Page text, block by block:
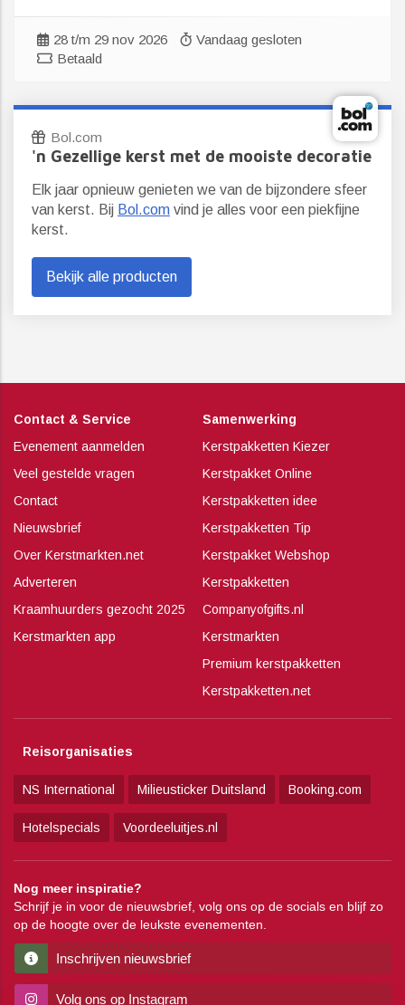
28 t/m 29 nov 2026
Vandaag gesloten
Betaald
Bol.com
'n Gezellige kerst met de mooiste decoratie
Elk jaar opnieuw genieten we van de bijzondere sfeer
van kerst. Bij Bol.com vind je alles voor een piekfijne
kerst.
Bekijk alle producten
Contact & Service
Evenement aanmelden
Veel gestelde vragen
Contact
Nieuwsbrief
Over Kerstmarkten.net
Adverteren
Kraamhuurders gezocht 2025
Kerstmarkten app
Samenwerking
Kerstpakketten Kiezer
Kerstpakket Online
Kerstpakketten idee
Kerstpakketten Tip
Kerstpakket Webshop
Kerstpakketten
Companyofgifts.nl
Kerstmarkten
Premium kerstpakketten
Kerstpakketten.net
Reisorganisaties
NS International Milieusticker Duitsland Booking.com
Hotelspecials Voordeeluitjes.nl
Nog meer inspiratie?
Schrijf je in voor de nieuwsbrief, volg ons op de socials en blijf zo
op de hoogte over de leukste evenementen.
Inschrijven nieuwsbrief
Volg ons op Instagram